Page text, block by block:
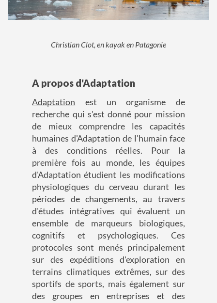
Christian Clot, en kayak en Patagonie
A propos d'Adaptation
Adaptation est un organisme de
recherche qui s'est donné pour mission
de mieux comprendre les capacités
humaines d'Adaptation de l'humain face
à des conditions réelles. Pour la
première fois au monde, les équipes
d'Adaptation étudient les modifications
physiologiques du cerveau durant les
périodes de changements, au travers
d'études intégratives qui évaluent un
ensemble de marqueurs biologiques,
cognitifs et psychologiques. Ces
protocoles sont menés principalement
sur des expéditions d'exploration en
terrains climatiques extrêmes, sur des
sportifs de sports, mais également sur
des groupes en entreprises et des